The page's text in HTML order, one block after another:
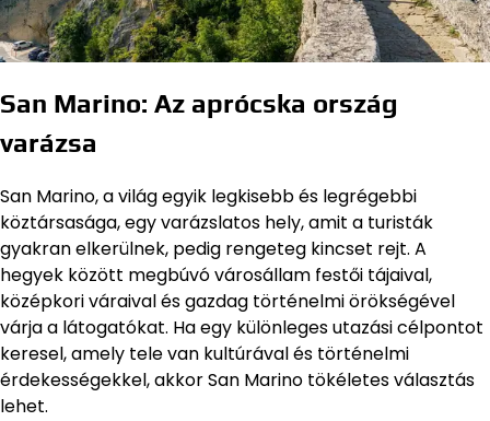
San Marino: Az aprócska ország
varázsa
San Marino, a világ egyik legkisebb és legrégebbi
köztársasága, egy varázslatos hely, amit a turisták
gyakran elkerülnek, pedig rengeteg kincset rejt. A
hegyek között megbúvó városállam festői tájaival,
középkori váraival és gazdag történelmi örökségével
várja a látogatókat. Ha egy különleges utazási célpontot
keresel, amely tele van kultúrával és történelmi
érdekességekkel, akkor San Marino tökéletes választás
lehet.